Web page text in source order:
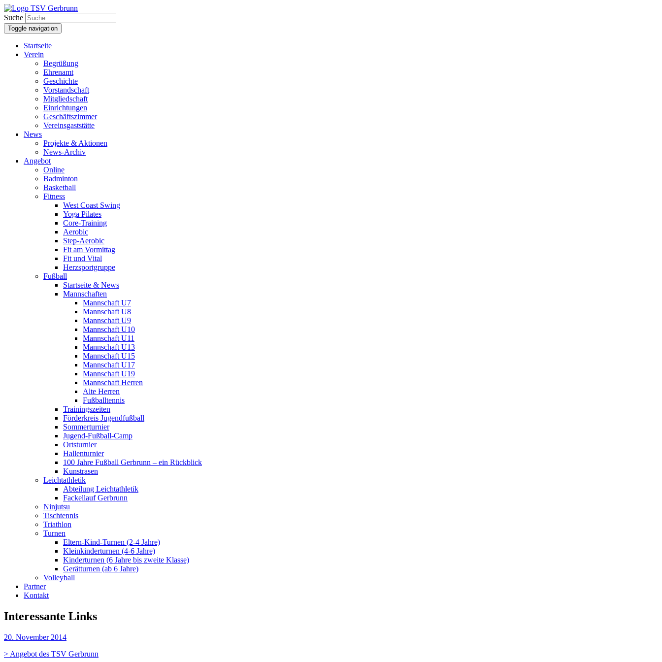
Suche
Toggle navigation
Startseite
Verein
Begrüßung
Ehrenamt
Geschichte
Vorstandschaft
Mitgliedschaft
Einrichtungen
Geschäftszimmer
Vereinsgaststätte
News
Projekte & Aktionen
News-Archiv
Angebot
Online
Badminton
Basketball
Fitness
West Coast Swing
Yoga Pilates
Core-Training
Aerobic
Step-Aerobic
Fit am Vormittag
Fit und Vital
Herzsportgruppe
Fußball
Startseite & News
Mannschaften
Mannschaft U7
Mannschaft U8
Mannschaft U9
Mannschaft U10
Mannschaft U11
Mannschaft U13
Mannschaft U15
Mannschaft U17
Mannschaft U19
Mannschaft Herren
Alte Herren
Fußballtennis
Trainingszeiten
Förderkreis Jugendfußball
Sommerturnier
Jugend-Fußball-Camp
Ortsturnier
Hallenturnier
100 Jahre Fußball Gerbrunn – ein Rückblick
Kunstrasen
Leichtathletik
Abteilung Leichtathletik
Fackellauf Gerbrunn
Ninjutsu
Tischtennis
Triathlon
Turnen
Eltern-Kind-Turnen (2-4 Jahre)
Kleinkinderturnen (4-6 Jahre)
Kinderturnen (6 Jahre bis zweite Klasse)
Gerätturnen (ab 6 Jahre)
Volleyball
Partner
Kontakt
Interessante Links
20. November 2014
> Angebot des TSV Gerbrunn